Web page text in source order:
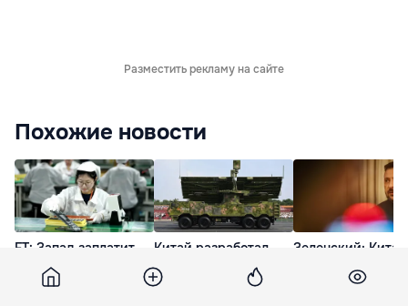
Разместить рекламу на сайте
Похожие новости
FT: Запад заплатит
$23 трлн за
сокращение
Китай разработал
секретное оружие:
100-гигаваттные
Зеленский: Китай
Россию, что она